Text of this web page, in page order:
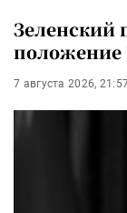
Зеленский
положение
7 августа 2026,